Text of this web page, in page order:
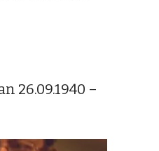
26.09.1940 –